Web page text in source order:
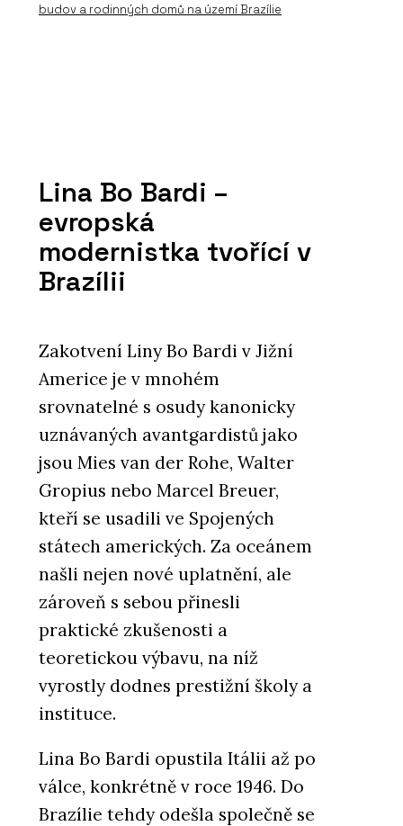
budov a rodinných domů na území Brazílie
Lina Bo Bardi –
evropská
modernistka tvořící v
Brazílii
Zakotvení Liny Bo Bardi v Jižní
Americe je v mnohém
srovnatelné s osudy kanonicky
uznávaných avantgardistů jako
jsou Mies van der Rohe, Walter
Gropius nebo Marcel Breuer,
kteří se usadili ve Spojených
státech amerických. Za oceánem
našli nejen nové uplatnění, ale
zároveň s sebou přinesli
praktické zkušenosti a
teoretickou výbavu, na níž
vyrostly dodnes prestižní školy a
instituce.
Lina Bo Bardi opustila Itálii až po
válce, konkrétně v roce 1946. Do
Brazílie tehdy odešla společně se